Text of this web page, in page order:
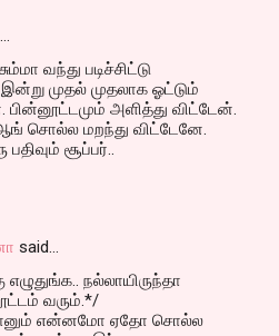
வந்து படிச்சிட்டு
முதல் முதலாக ஓட்டும்
பின்னூட்டமும் அளித்து விட்டேன்.
சொல்ல மறந்து விட்டேனே.
சூப்பர்..
said…
எழுதுங்க.. நல்லாயிருந்தா
வரும்.*/
என்னமோ ஏதோ சொல்ல